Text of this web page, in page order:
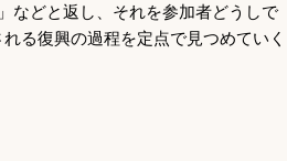
などと返し、それを参加者どうしで
る復興の過程を定点で見つめていく